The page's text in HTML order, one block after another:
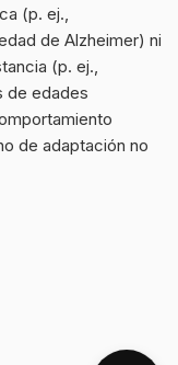
(p. ej.,
de Alzheimer) ni
(p. ej.,
de edades
de adaptación no